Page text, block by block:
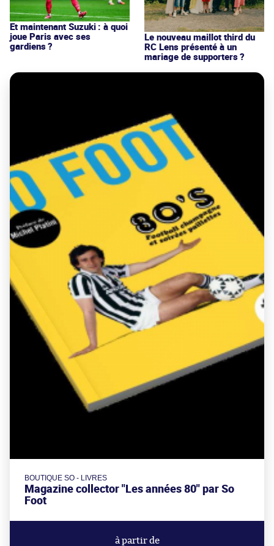
Et maintenant Suzuki : à quoi
joue Paris avec ses
gardiens ?
Le nouveau maillot third du
RC Lens présenté à un
mariage de supporters ?
BOUTIQUE SO - LIVRES
Magazine collector "Les années 80" par So
Foot
à partir de